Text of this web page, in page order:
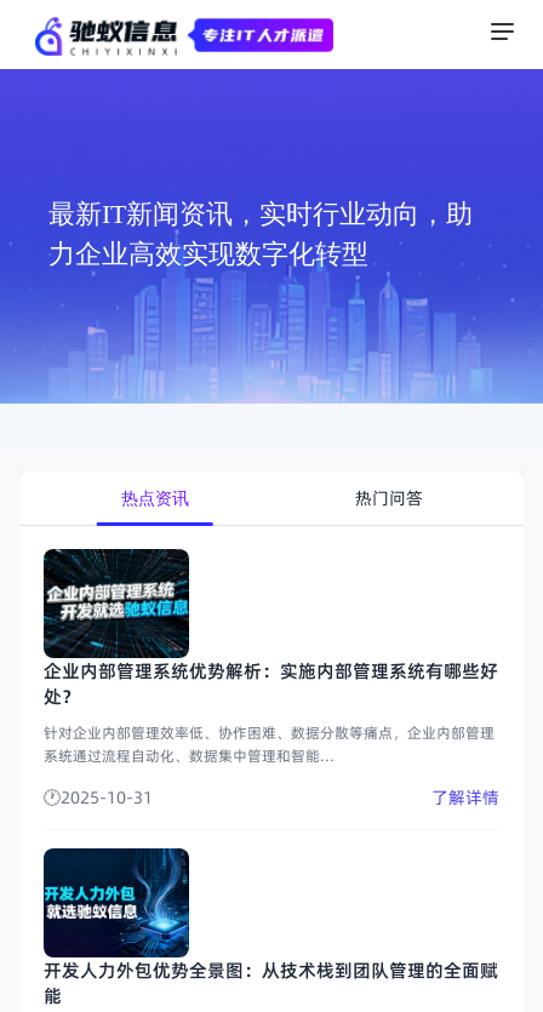
最新IT新闻资讯，实时行业动向，助
力企业高效实现数字化转型
热点资讯 热门问答
企业内部管理系统优势解析：实施内部管理系统有哪些好
处？
针对企业内部管理效率低、协作困难、数据分散等痛点，企业内部管理
系统通过流程自动化、数据集中管理和智能...
2025-10-31 了解详情
开发人力外包优势全景图：从技术栈到团队管理的全面赋
能